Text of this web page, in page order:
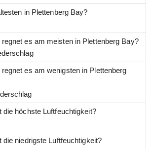
in Plettenberg Bay?
es am meisten in Plettenberg Bay?
es am wenigsten in Plettenberg
die höchste Luftfeuchtigkeit?
die niedrigste Luftfeuchtigkeit?